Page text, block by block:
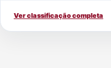
Ver classificação completa